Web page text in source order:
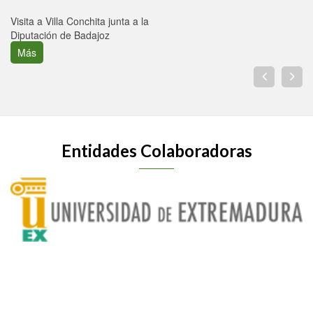
Visita a Villa Conchita junta a la
Diputación de Badajoz
Más
Entidades Colaboradoras